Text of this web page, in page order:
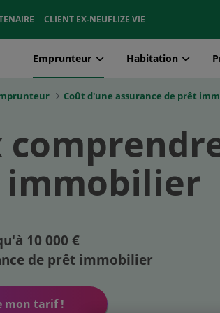
CLIENT EX-NEUFLIZE VIE
Emprunteur Habitation
Coût d'une assurance de prêt
10 000 €
de prêt immobilier
mon tarif !